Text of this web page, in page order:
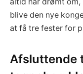
blive den nye
at få tre fester for
Afsluttende